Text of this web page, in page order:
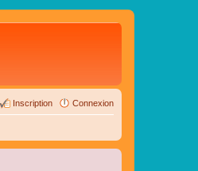
Connexion
Inscription